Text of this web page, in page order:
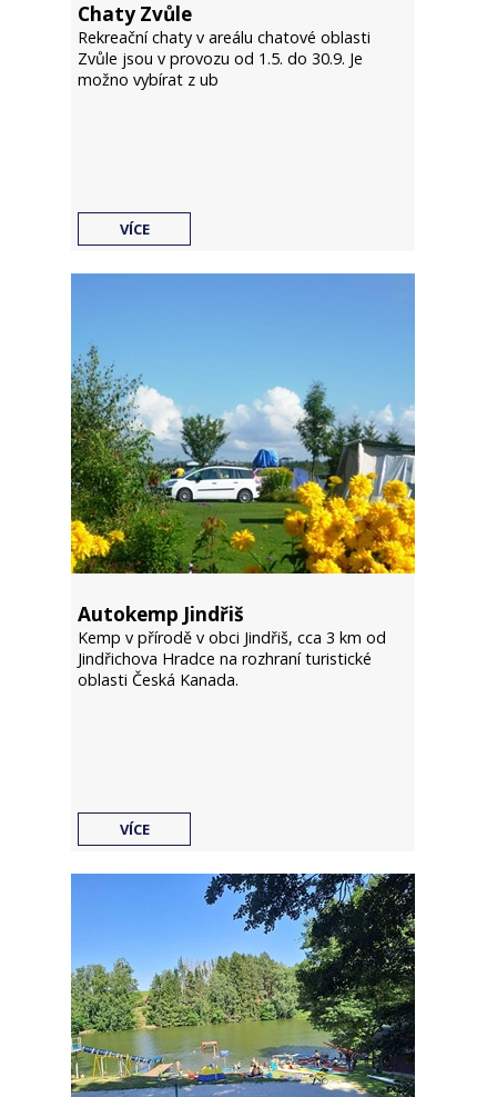
Chaty Zvůle
Rekreační chaty v areálu chatové oblasti
Zvůle jsou v provozu od 1.5. do 30.9. Je
možno vybírat z ub
VÍCE
Autokemp Jindřiš
Kemp v přírodě v obci Jindřiš, cca 3 km od
Jindřichova Hradce na rozhraní turistické
oblasti Česká Kanada.
VÍCE